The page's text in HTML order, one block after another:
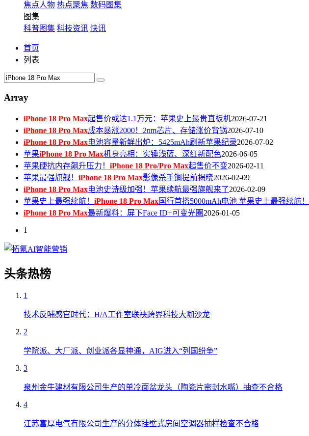
焦点人物 热点聚焦 数码图集
图集
科普图集 科技资讯 快讯
首页
列表
Array
iPhone 18 Pro Max起售价或达1.1万元：苹果史上最贵直板机2026-07-21
iPhone 18 Pro Max成本暴涨2000！2nm芯片、存储涨价背锅2026-07-10
iPhone 18 Pro Max电池容量新鲜出炉：5425mAh刷新苹果纪录2026-07-02
苹果iPhone 18 Pro Max机身亮相：实锤浅蓝、深红新配色2026-06-05
苹果硬抗内存飙升压力！ iPhone 18 Pro/Pro Max起售价不变2026-02-11
苹果最强旗舰！ iPhone 18 Pro Max影像杀手锏提前揭晓2026-02-09
iPhone 18 Pro Max电池史诗级加强！苹果续航最强旗舰来了2026-02-09
苹果史上最强续航！ iPhone 18 Pro Max国行首搭5000mAh电池 苹果史上最强续航！
iPhone 18 Pro Max最新爆料：屏下Face ID+可变光圈2026-01-05
1
头条热榜
1
技术反哺感官时代：H/A工作室联袂跨界科技大咖沙龙
2
学院派、大厂派、创业派各显神通，AIG进入“列国纷争”
3
泉州金牛建材有限公司生产的单冷面盆龙头（陶瓷片密封水嘴）抽查不合格
4
江苏富厚电气有限公司生产的分体挂壁式房间空调器抽样检查不合格